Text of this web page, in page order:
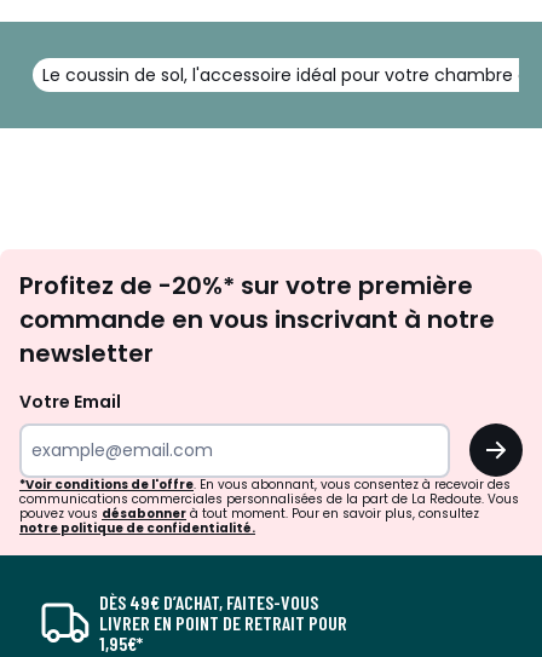
Le coussin de sol, l'accessoire idéal pour votre chambre
newsletter
Profitez de -20%* sur votre première
commande en vous inscrivant à notre
newsletter
Votre Email
OK
*Voir conditions de l'offre. En vous abonnant, vous consentez à recevoir des
communications commerciales personnalisées de la part de La Redoute. Vous
pouvez vous désabonner à tout moment. Pour en savoir plus, consultez
notre politique de confidentialité.
DÈS 49€ D’ACHAT, FAITES-VOUS
LIVRER EN POINT DE RETRAIT POUR
1,95€*